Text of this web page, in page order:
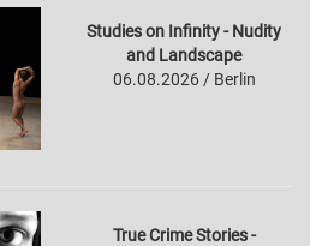
Studies on Infinity - Nudity
and Landscape
06.08.2026 / Berlin
True Crime Stories -